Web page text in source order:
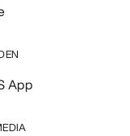
App